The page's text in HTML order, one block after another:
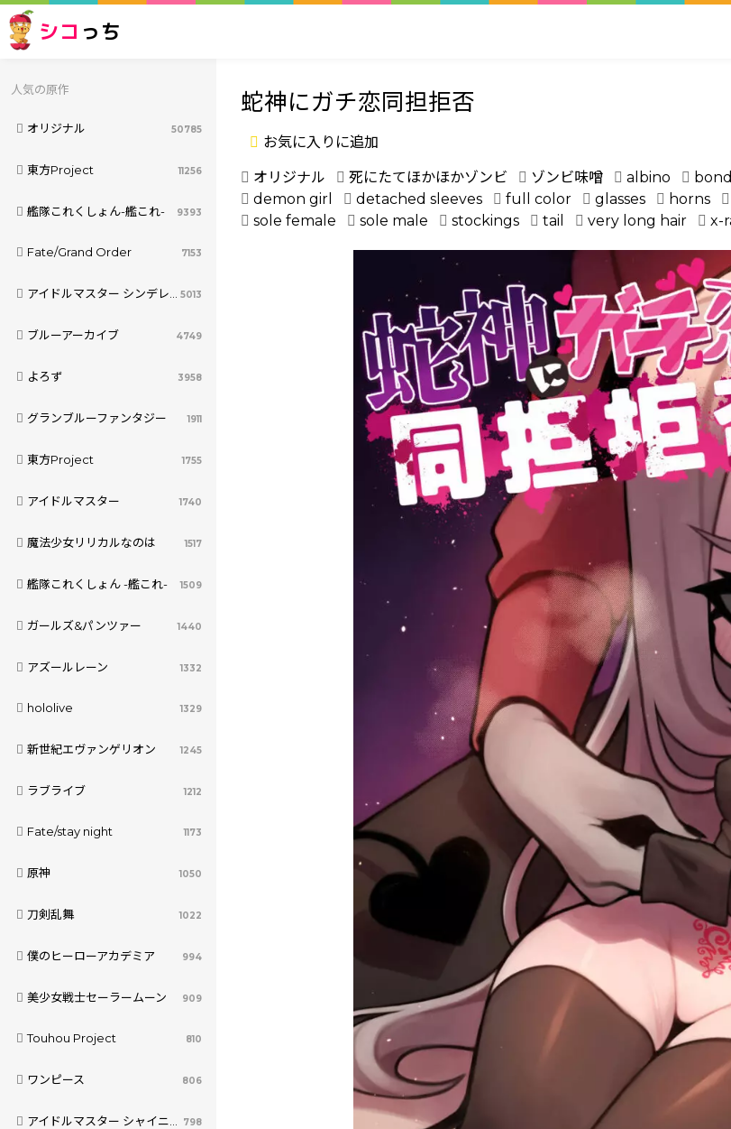
シコ っち
人気の原作
オリジナル 50785
東方Project 11256
艦隊これくしょん-艦これ- 9393
Fate/Grand Order 7153
アイドルマスター シンデレラガールズ 5013
ブルーアーカイブ 4749
よろず 3958
グランブルーファンタジー 1911
東方Project 1755
アイドルマスター 1740
魔法少女リリカルなのは 1517
艦隊これくしょん -艦これ- 1509
ガールズ&パンツァー 1440
アズールレーン 1332
hololive 1329
新世紀エヴァンゲリオン 1245
ラブライブ 1212
Fate/stay night 1173
原神 1050
刀剣乱舞 1022
僕のヒーローアカデミア 994
美少女戦士セーラームーン 909
Touhou Project 810
ワンピース 806
アイドルマスター シャイニーカラーズ 798
蛇神にガチ恋同担拒否
お気に入りに追加
オリジナル 死にたてほかほかゾンビ ゾンビ味噌 albino
demon girl
detached sleeves full color glasses horns
sole female
sole male stockings tail very long hair x-